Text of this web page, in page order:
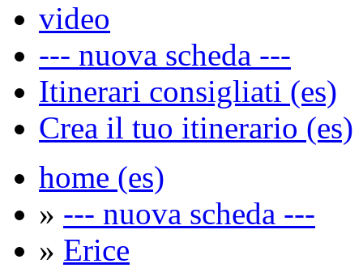
video
--- nuova scheda ---
Itinerari consigliati (es)
Crea il tuo itinerario (es)
home (es)
» --- nuova scheda ---
» Erice